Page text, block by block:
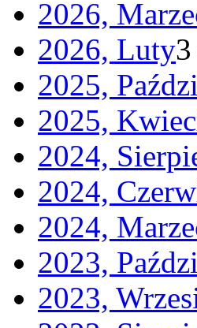
2026,
2026, Luty
2025,
2025,
2024,
2024,
2024,
2023,
2023,